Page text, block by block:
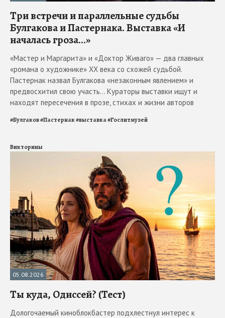
Три встречи и параллельные судьбы
Булгакова и Пастернака. Выставка «И
началась гроза...»
«Мастер и Маргарита» и «Доктор Живаго» — два главных
«романа о художнике» ХХ века со схожей судьбой.
Пастернак назвал Булгакова «незаконным явлением» и
предвосхитил свою участь... Кураторы выставки ищут и
находят пересечения в прозе, стихах и жизни авторов
#Булгаков#Пастернак#выставка#Гослитмузей
Викторины
05.08.2026
Ты куда, Одиссей? (Тест)
Дологочаемый киноблокбастер подхлестнул интерес к